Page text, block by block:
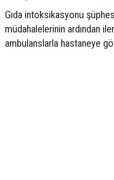
Gıda intoksikasyonu
müdahalelerinin ardından
ambulanslarla hastaneye